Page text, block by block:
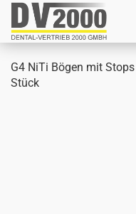
G4 NiTi Bögen mit
Stück